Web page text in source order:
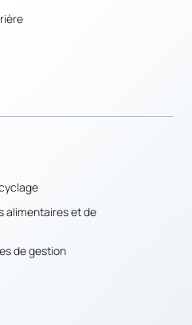
alimentaires et de
de gestion